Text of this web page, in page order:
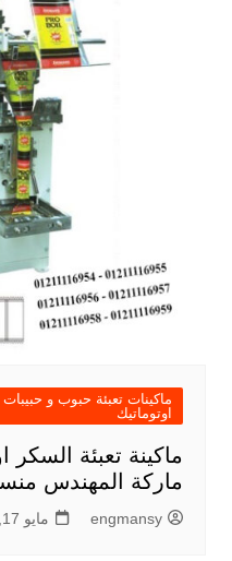
ماكينات تعبئة حبوب و
اوتوماتيك
ماركة المهندس
engmansy مايو 17, 2023